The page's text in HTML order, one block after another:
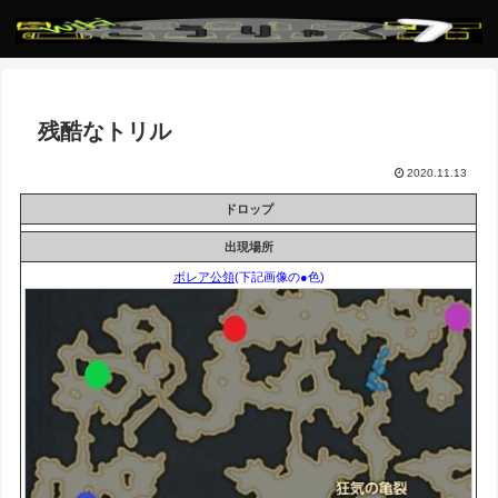
残酷なトリル
2020.11.13
ドロップ
出現場所
ボレア公領(下記画像の●色)